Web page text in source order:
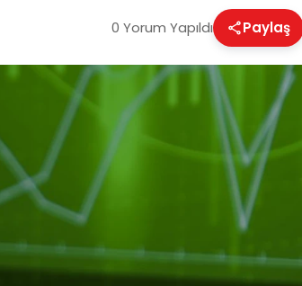
0 Yorum Yapıldı Paylaş